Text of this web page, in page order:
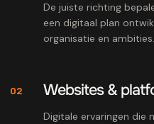
De juiste richting
een digitaal plan
organisatie en ambities.
02 Websites &
Digitale ervaringen die